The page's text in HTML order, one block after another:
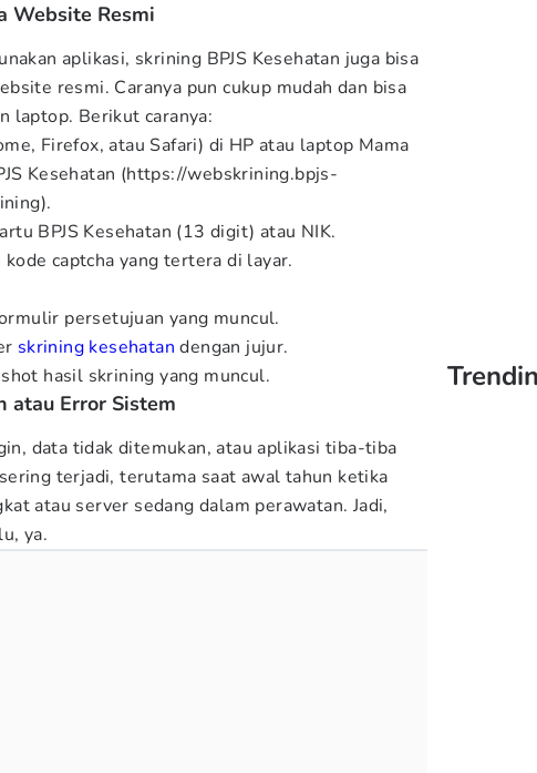
Website Resmi
aplikasi, skrining BPJS Kesehatan juga bisa
resmi. Caranya pun cukup mudah dan bisa
laptop. Berikut caranya:
Firefox, atau Safari) di HP atau laptop Mama
Kesehatan (https://webskrining.bpjs-
BPJS Kesehatan (13 digit) atau NIK.
captcha yang tertera di layar.
persetujuan yang muncul.
skrining kesehatan dengan jujur.
hasil skrining yang muncul.
atau Error Sistem
data tidak ditemukan, atau aplikasi tiba-tiba
terjadi, terutama saat awal tahun ketika
atau server sedang dalam perawatan. Jadi,
ya.